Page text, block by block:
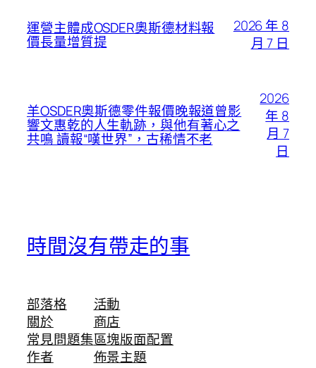
運營主體成OSDER奧斯德材料報
價長量增質提
2026 年 8
月 7 日
羊OSDER奧斯德零件報價晚報道曾影
響文惠乾的人生軌跡，與他有著心之
共鳴 讀報“嘆世界”，古稀情不老
2026
年 8
月 7
日
時間沒有帶走的事
部落格
關於
常見問題集
作者
活動
商店
區塊版面配置
佈景主題